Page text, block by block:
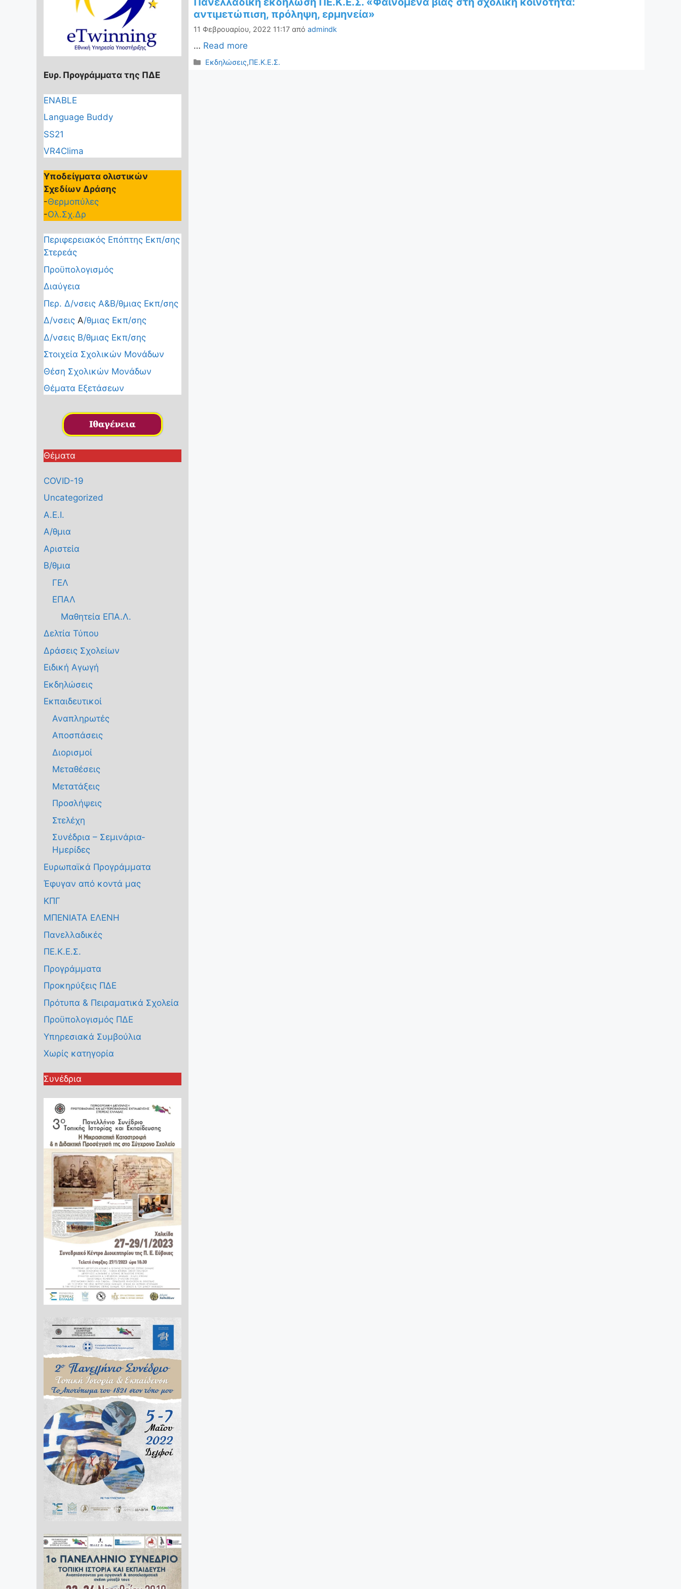
αντιμετώπιση, πρόληψη, ερμηνεία»
11 Φεβρουαρίου, 2022 11:17 από admindk
… Read more
Κατηγορίες
Εκδηλώσεις,ΠΕ.Κ.Ε.Σ.
Ευρ. Προγράμματα της ΠΔΕ
ENABLE
Language Buddy
SS21
VR4Clima
Υποδείγματα ολιστικών
Σχεδίων Δράσης
-Θερμοπύλες
-Ολ.Σχ.Δρ
Περιφερειακός Επόπτης Εκπ/σης
Στερεάς
Προϋπολογισμός
Διαύγεια
Περ. Δ/νσεις Α&Β/θμιας Εκπ/σης
Δ/νσεις Α/θμιας Εκπ/σης
Δ/νσεις Β/θμιας Εκπ/σης
Στοιχεία Σχολικών Μονάδων
Θέση Σχολικών Μονάδων
Θέματα Εξετάσεων
Θέματα
COVID-19
Uncategorized
Α.Ε.Ι.
Α/θμια
Αριστεία
Β/θμια
ΓΕΛ
ΕΠΑΛ
Μαθητεία ΕΠΑ.Λ.
Δελτία Τύπου
Δράσεις Σχολείων
Ειδική Αγωγή
Εκδηλώσεις
Εκπαιδευτικοί
Αναπληρωτές
Αποσπάσεις
Διορισμοί
Μεταθέσεις
Μετατάξεις
Προσλήψεις
Στελέχη
Συνέδρια – Σεμινάρια-
Ημερίδες
Ευρωπαϊκά Προγράμματα
Έφυγαν από κοντά μας
ΚΠΓ
ΜΠΕΝΙΑΤΑ ΕΛΕΝΗ
Πανελλαδικές
ΠΕ.Κ.Ε.Σ.
Προγράμματα
Προκηρύξεις ΠΔΕ
Πρότυπα & Πειραματικά Σχολεία
Προϋπολογισμός ΠΔΕ
Υπηρεσιακά Συμβούλια
Χωρίς κατηγορία
Συνέδρια